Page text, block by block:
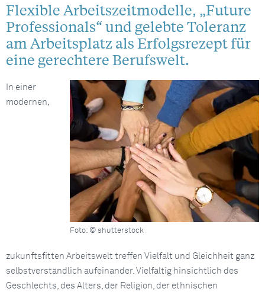
Flexible Arbeitszeitmodelle, „Future
Professionals“ und gelebte Toleranz
am Arbeitsplatz als Erfolgsrezept für
eine gerechtere Berufswelt.
Foto: © shutterstock
In einer
modernen,
zukunftsfitten Arbeitswelt treffen Vielfalt und Gleichheit ganz
selbstverständlich aufeinander. Vielfältig hinsichtlich des
Geschlechts, des Alters, der Religion, der ethnischen